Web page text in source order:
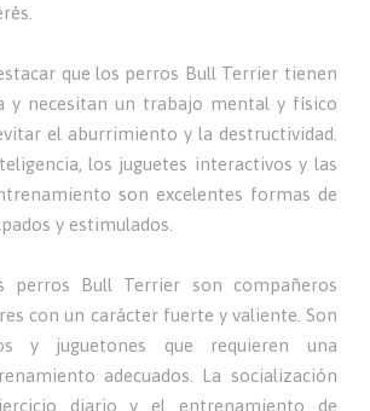
que los perros Bull Terrier tienen
y necesitan un trabajo mental y físico
el aburrimiento y la destructividad.
los juguetes interactivos y las
son excelentes formas de
y estimulados.
perros Bull Terrier son compañeros
con un carácter fuerte y valiente. Son
y juguetones que requieren una
adecuados. La socialización
diario y el entrenamiento de